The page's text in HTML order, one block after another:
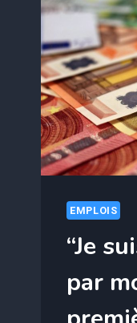
EMPLOIS
“Je
par